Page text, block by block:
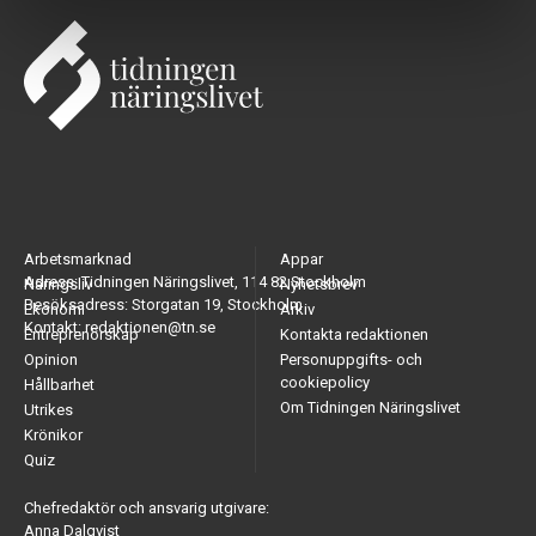
Adress: Tidningen Näringslivet, 114 82 Stockholm
Besöksadress: Storgatan 19, Stockholm
Kontakt: redaktionen@tn.se
Arbetsmarknad
Näringsliv
Ekonomi
Entreprenörskap
Opinion
Hållbarhet
Utrikes
Krönikor
Quiz
Appar
Nyhetsbrev
Arkiv
Kontakta redaktionen
Personuppgifts- och
cookiepolicy
Om Tidningen Näringslivet
Chefredaktör och ansvarig utgivare:
Anna Dalqvist